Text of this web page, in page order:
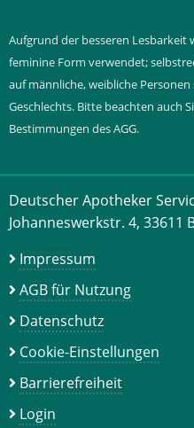
Aufgrund der besseren
feminine Form verwendet;
auf männliche, weibliche
Geschlechts. Bitte beachten auch
Bestimmungen des AGG.
Deutscher Apotheker
Johanneswerkstr. 4, 33611
Impressum
AGB für Nutzung
Datenschutz
Cookie-Einstellungen
Barrierefreiheit
Login